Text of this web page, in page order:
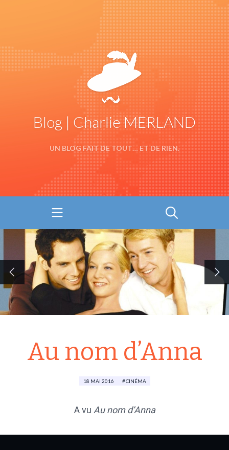
Blog | Charlie MERLAND
UN BLOG FAIT DE TOUT… ET DE RIEN.
Au nom d’Anna
18 MAI 2016 CINÉMA
A vu Au nom d’Anna